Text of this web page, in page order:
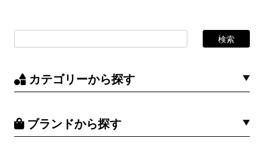
カテゴリーから探す
ブランドから探す